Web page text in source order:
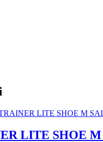
LITE SHOE M